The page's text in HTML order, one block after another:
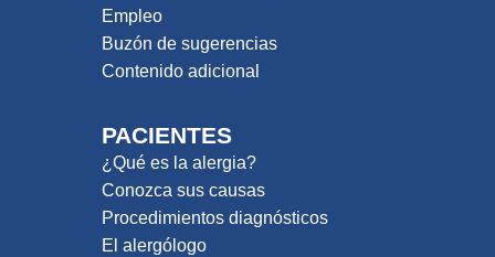
Empleo
Buzón de sugerencias
Contenido adicional
PACIENTES
¿Qué es la alergia?
Conozca sus causas
Procedimientos diagnósticos
El alergólogo